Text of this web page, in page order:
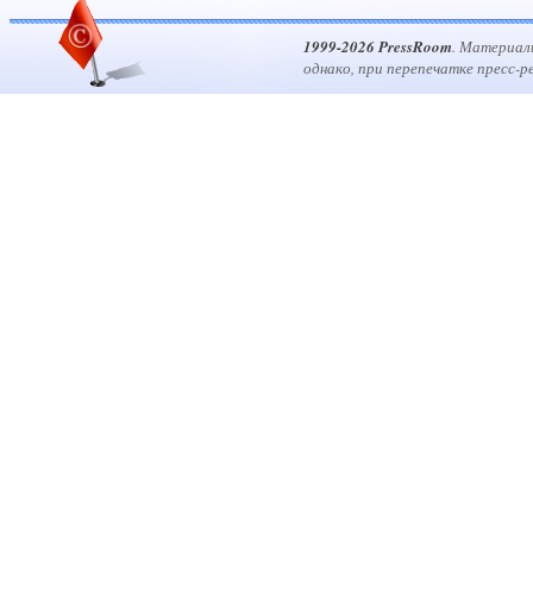
1999-2026 PressRoom.
однако, при перепечатке пресс-